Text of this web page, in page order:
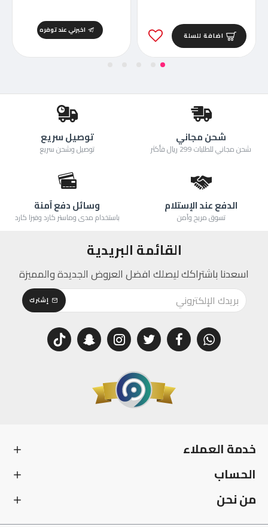
اضافة للسلة
اخبرني عند توفره
شحن مجاني
شحن مجاني للطلبات 299 ريال فأكثر
توصيل سريع
توصيل وشحن سريع
الدفع عند الإستلام
تسوق مريح وآمن
وسائل دفع آمنة
باستخدام مدى وماستر كارد وفيزا كارد
القائمة البريدية
اسعدنا باشتراكك ليصلك افضل العروض الجديدة والمميزة
إشترك
خدمة العملاء
الحساب
من نحن